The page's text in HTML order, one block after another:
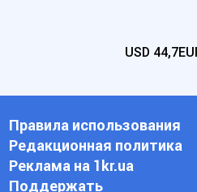
USD 44,7
Правила использования
Редакционная политика
Реклама на 1kr.ua
Поддержать